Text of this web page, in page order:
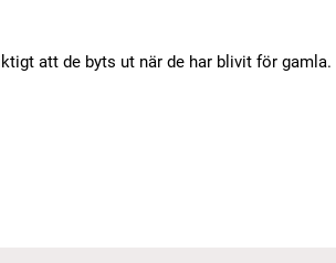
att de byts ut när de har blivit för gamla.